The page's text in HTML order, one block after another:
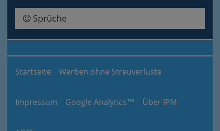
Sprüche
Startseite Werben ohne Streuverluste
Impressum Google Analytics™ Über IPM